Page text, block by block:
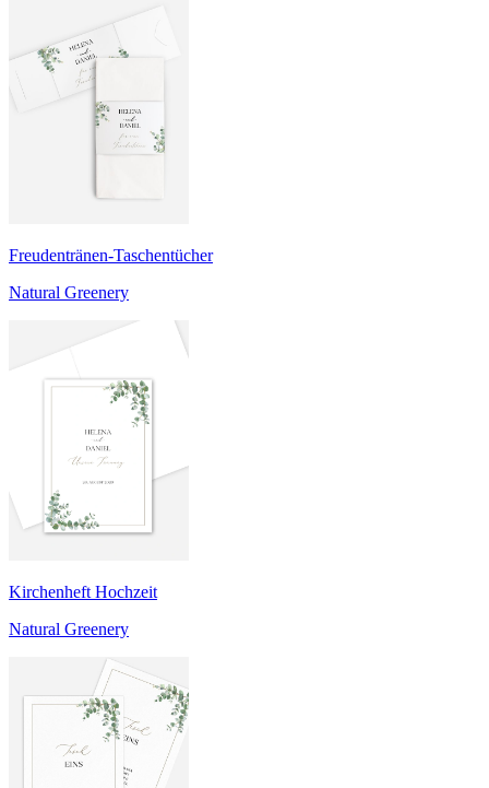
Freudentränen-Taschentücher
Natural Greenery
Kirchenheft Hochzeit
Natural Greenery